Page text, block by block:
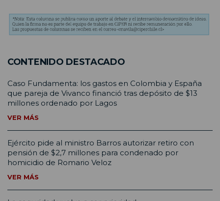
CONTENIDO DESTACADO
Caso Fundamenta: los gastos en Colombia y España
que pareja de Vivanco financió tras depósito de $13
millones ordenado por Lagos
VER MÁS
Ejército pide al ministro Barros autorizar retiro con
pensión de $2,7 millones para condenado por
homicidio de Romario Veloz
VER MÁS